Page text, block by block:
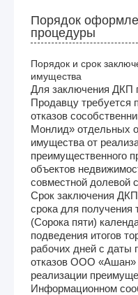
Порядок
процедуры
Порядок и срок
имущества
Для заключения ДКП
Продавцу требуется
отказов
Монлид» отдельных
имущества от
преимущественного
объектов
совместной долевой
Срок заключения
срока для получения
(Сорока пяти)
подведения итогов
рабочих дней с даты
отказов ООО
реализации
Информационном